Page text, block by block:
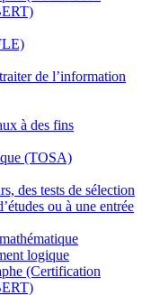
de l’information
à des fins
(TOSA)
des tests de sélection
ou à une entrée
logique
(Certification